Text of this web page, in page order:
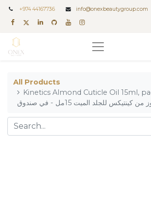
+974 44167736 info@onexbeautygroup.com
All Products
Kinetics Almond Cuticle Oil 15ml,
كينتيكس للجلد الميت 15مل - في صندوق